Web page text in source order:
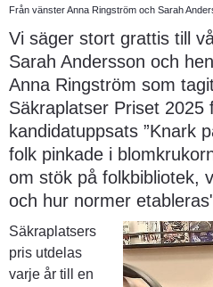
Från vänster Anna Ringström och Sarah
Vi säger stort grattis till
Sarah Andersson och
Anna Ringström som
Säkraplatser Priset 2025
kandidatuppsats ”Knark
folk pinkade i
om stök på folkbibliotek,
och hur normer
Säkraplatsers
pris utdelas
varje år till en